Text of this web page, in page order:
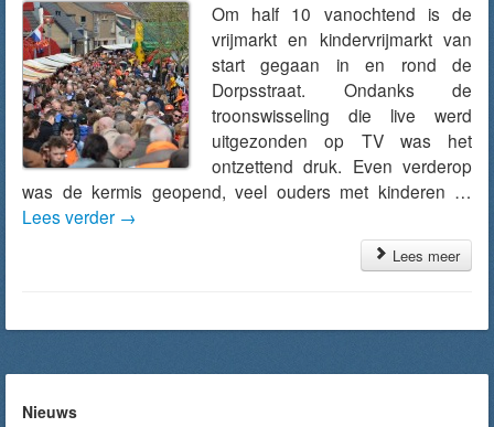
Om half 10 vanochtend is de
vrijmarkt en kindervrijmarkt van
start gegaan in en rond de
Dorpsstraat. Ondanks de
troonswisseling die live werd
uitgezonden op TV was het
ontzettend druk. Even verderop
was de kermis geopend, veel ouders met kinderen …
Lees verder →
Lees meer
Nieuws